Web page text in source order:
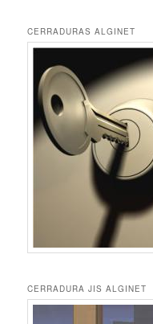
CERRADURAS ALGINET
CERRADURA JIS ALGINET